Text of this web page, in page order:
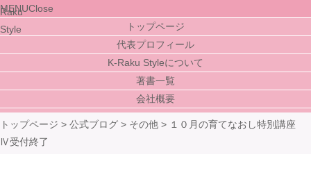
MENUClose
トップページ
代表プロフィール
K-Raku Styleについて
著書一覧
会社概要
トップページ > 公式ブログ > その他 > １０月の育てなおし特別講座
Ⅳ受付終了